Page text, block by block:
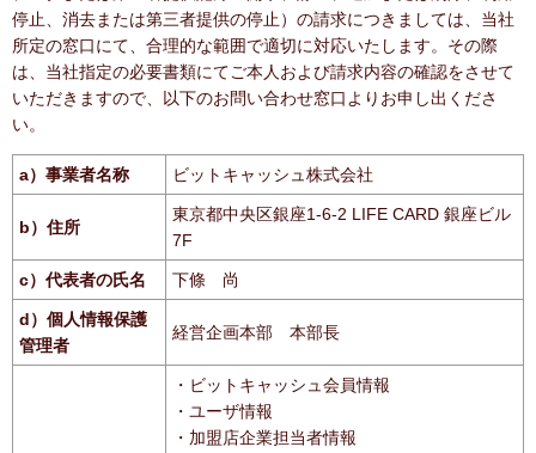
停止、消去または第三者提供の停止）の請求につきましては、当社
所定の窓口にて、合理的な範囲で適切に対応いたします。その際
は、当社指定の必要書類にてご本人および請求内容の確認をさせて
いただきますので、以下のお問い合わせ窓口よりお申し出くださ
い。
a）事業者名称 ビットキャッシュ株式会社
b）住所
東京都中央区銀座1-6-2 LIFE CARD 銀座ビル
7F
c）代表者の氏名 下條 尚
d）個人情報保護
管理者
経営企画本部 本部長
・ビットキャッシュ会員情報
・ユーザ情報
・加盟店企業担当者情報